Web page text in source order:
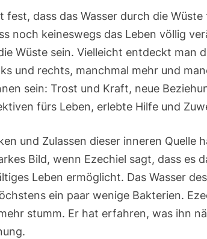
fest, dass das Wasser durch die
noch keineswegs das Leben völlig
Wüste sein. Vielleicht entdeckt man
und rechts, manchmal mehr und
sein: Trost und Kraft, neue
fürs Leben, erlebte Hilfe und
und Zulassen dieser inneren Quelle
Bild, wenn Ezechiel sagt, dass es
Leben ermöglicht. Das Wasser
ein paar wenige Bakterien.
stumm. Er hat erfahren, was ihn